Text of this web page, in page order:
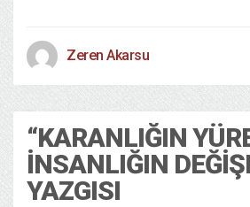
Zeren Akarsu
“KARANLIĞIN
İNSANLIĞIN
YAZGISI